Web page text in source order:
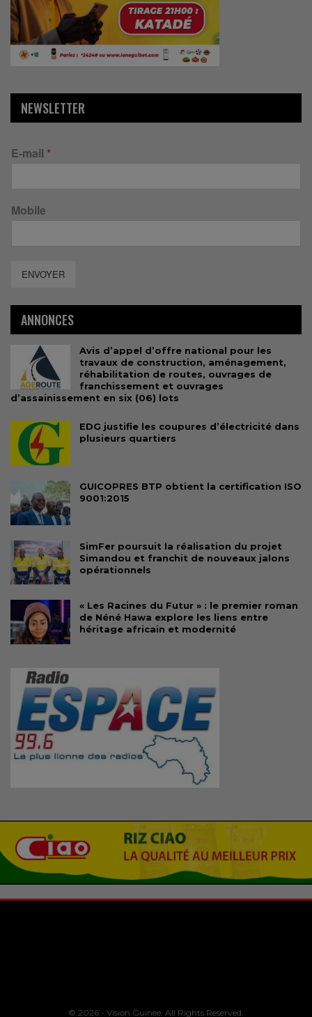
NEWSLETTER
E-mail *
Mobile
ENVOYER
ANNONCES
Avis d’appel d’offre national pour les
travaux de construction, aménagement,
réhabilitation de routes, ouvrages de
franchissement et ouvrages
d’assainissement en six (06) lots
EDG justifie les coupures d’électricité dans
plusieurs quartiers
GUICOPRES BTP obtient la certification ISO
9001:2015
SimFer poursuit la réalisation du projet
Simandou et franchit de nouveaux jalons
opérationnels
« Les Racines du Futur » : le premier roman
de Néné Hawa explore les liens entre
héritage africain et modernité
© 2026 - Vision Guinee. All Rights Reserved.